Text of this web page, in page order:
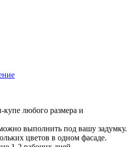
любого размера и
выполнить под вашу задумку.
цветов в одном фасаде.